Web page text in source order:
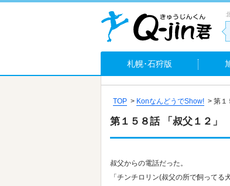
札幌･石狩版
TOP > KonなんどうでShow! > 第１
第１５８話 「叔父１２」
叔父からの電話だった。
「チンチロリン(叔父の所で飼ってる